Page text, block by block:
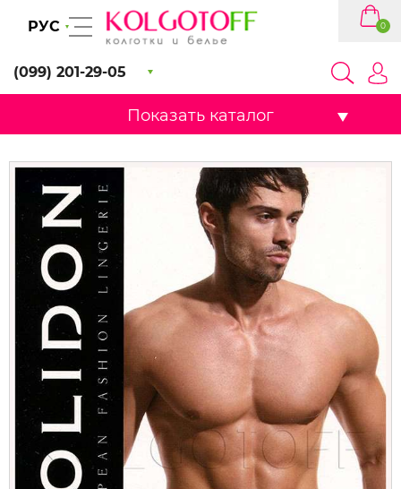
РУС
(099) 201-29-05
0
Показать каталог